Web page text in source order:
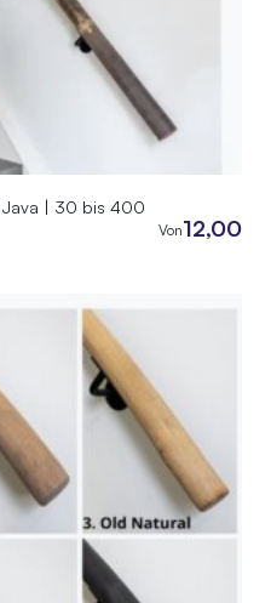
Java | 30 bis 400
Von12,00